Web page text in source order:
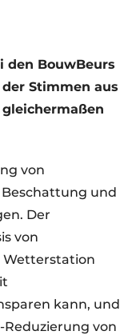
den BouwBeurs
Stimmen aus
von
und
Der
von
Wetterstation
kann, und
Reduzierung von